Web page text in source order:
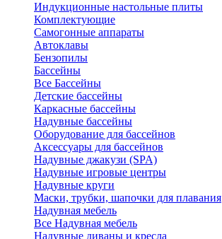
Индукционные настольные плиты
Комплектующие
Самогонные аппараты
Автоклавы
Бензопилы
Бассейны
Все Бассейны
Детские бассейны
Каркасные бассейны
Надувные бассейны
Оборудование для бассейнов
Аксессуары для бассейнов
Надувные джакузи (SPA)
Надувные игровые центры
Надувные круги
Маски, трубки, шапочки для плавания
Надувная мебель
Все Надувная мебель
Надувные диваны и кресла